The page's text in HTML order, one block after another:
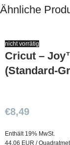
Ähnliche
nicht vorrätig
Cricut –
(Standard-
€8,49
Enthält 19% MwSt.
44,06 EUR /